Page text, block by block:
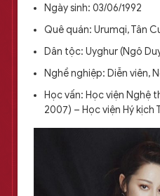
Ngày sinh: 03/06/1992
Quê quán: Urumqi, Tân
Dân tộc: Uyghur (Ngô
Nghề nghiệp: Diễn viên,
Học vấn: Học viện Nghệ
2007) – Học viện Hý kịch